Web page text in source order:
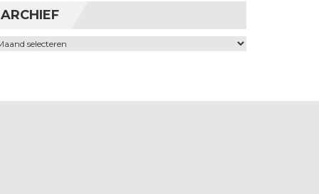
ARCHIEF